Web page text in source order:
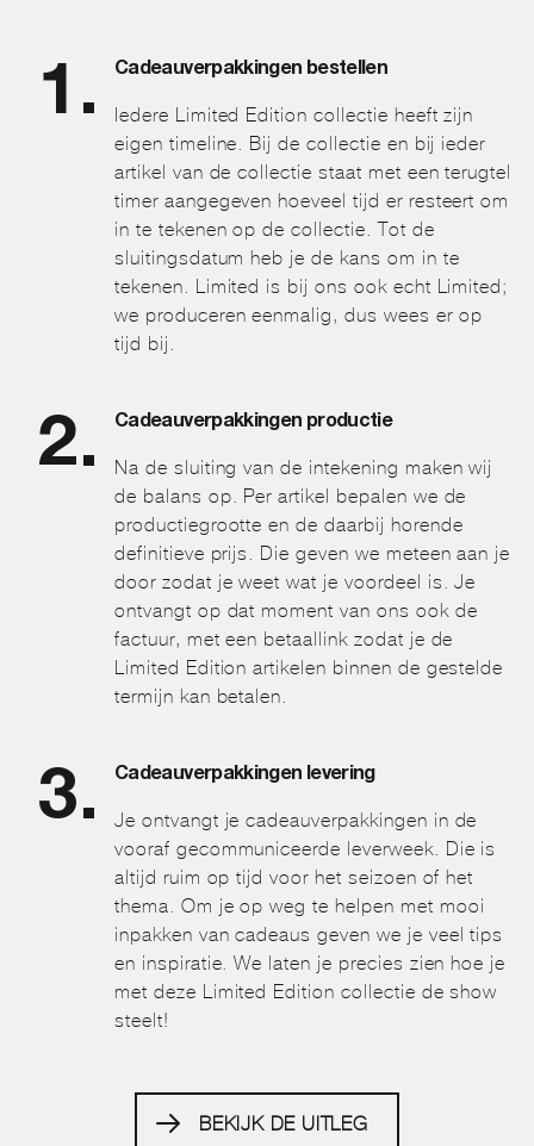
Cadeauverpakkingen bestellen
Iedere Limited Edition collectie heeft zijn
eigen timeline. Bij de collectie en bij ieder
artikel van de collectie staat met een terugtel
timer aangegeven hoeveel tijd er resteert om
in te tekenen op de collectie. Tot de
sluitingsdatum heb je de kans om in te
tekenen. Limited is bij ons ook echt Limited;
we produceren eenmalig, dus wees er op
tijd bij.
Cadeauverpakkingen productie
Na de sluiting van de intekening maken wij
de balans op. Per artikel bepalen we de
productiegrootte en de daarbij horende
definitieve prijs. Die geven we meteen aan je
door zodat je weet wat je voordeel is. Je
ontvangt op dat moment van ons ook de
factuur, met een betaallink zodat je de
Limited Edition artikelen binnen de gestelde
termijn kan betalen.
Cadeauverpakkingen levering
Je ontvangt je cadeauverpakkingen in de
vooraf gecommuniceerde leverweek. Die is
altijd ruim op tijd voor het seizoen of het
thema. Om je op weg te helpen met mooi
inpakken van cadeaus geven we je veel tips
en inspiratie. We laten je precies zien hoe je
met deze Limited Edition collectie de show
steelt!
BEKIJK DE UITLEG